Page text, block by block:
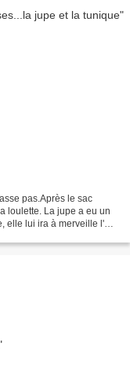
pas.Après le sac
loulette. La jupe a eu un
elle lui ira à merveille l'été